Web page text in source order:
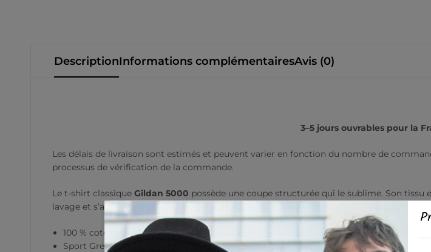
DescriptionInformations complémentairesAvis (0)
3–5 jours ouvrables pour la
Les délais de livraison sont estimés et peuvent varier en fonction du nombre de
processus de vérification de la commande.
Le t-shirt classique Gildan 5000 possède une coupe structurée qui le sublime. Son
lavage et s’adapte parfaitement à n’importe quel look. Ajoutez votre design et créez un
100 % coton
Sport Grey est composé de 90 % coton et de 10 % polyester